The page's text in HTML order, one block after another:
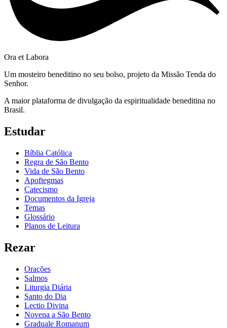
Ora et Labora
Um mosteiro beneditino no seu bolso, projeto da Missão Tenda do
Senhor.
A maior plataforma de divulgação da espiritualidade beneditina no
Brasil.
Estudar
Bíblia Católica
Regra de São Bento
Vida de São Bento
Apoftegmas
Catecismo
Documentos da Igreja
Temas
Glossário
Planos de Leitura
Rezar
Orações
Salmos
Liturgia Diária
Santo do Dia
Lectio Divina
Novena a São Bento
Graduale Romanum